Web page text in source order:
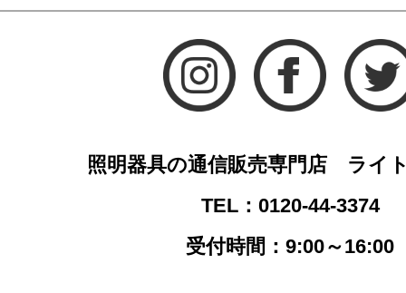
照明器具の通信販売専門店 ライ
TEL：0120-44-3374
受付時間：9:00～16:00